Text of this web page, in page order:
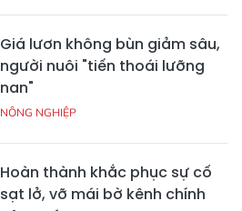
Giá lươn không bùn giảm sâu,
người nuôi "tiến thoái lưỡng
nan"
NÔNG NGHIỆP
Hoàn thành khắc phục sự cố
sạt lở, vỡ mái bờ kênh chính